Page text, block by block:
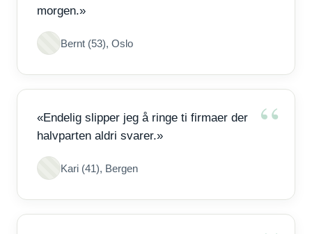
morgen.»
Bernt (53), Oslo
«Endelig slipper jeg å ringe ti firmaer der
halvparten aldri svarer.»
Kari (41), Bergen